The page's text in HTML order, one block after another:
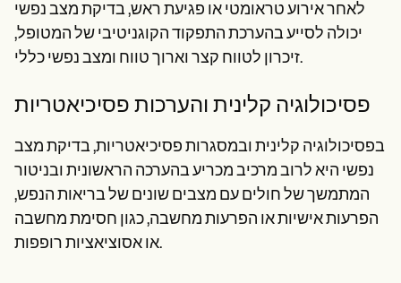
לאחר אירוע טראומטי או פגיעת ראש, בדיקת מצב נפשי
יכולה לסייע בהערכת התפקוד הקוגניטיבי של המטופל,
זיכרון לטווח קצר וארוך טווח ומצב נפשי כללי.
פסיכולוגיה קלינית והערכות פסיכיאטריות
בפסיכולוגיה קלינית ובמסגרות פסיכיאטריות, בדיקת מצב
נפשי היא לרוב מרכיב מכריע בהערכה הראשונית ובניטור
המתמשך של חולים עם מצבים שונים של בריאות הנפש,
הפרעות אישיות או הפרעות מחשבה, כגון חסימת מחשבה
או אסוציאציות רופפות.